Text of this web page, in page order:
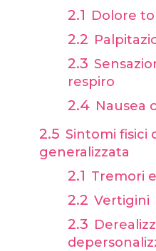
Dolore
respiro
Nausea
Sintomi fisici
generalizzata
Tremori
Vertigini